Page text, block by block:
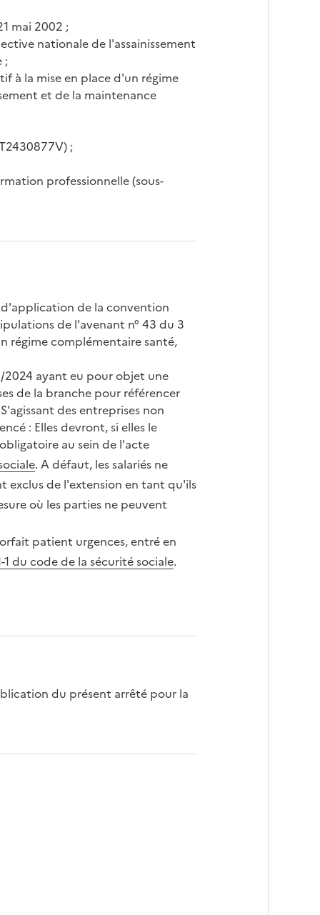
mai 2002 ;
nationale de l'assainissement
;
à la mise en place d'un régime
et de la maintenance
;
professionnelle (sous-
d'application de la convention
de l'avenant n° 43 du 3
régime complémentaire santé,
2024 ayant eu pour objet une
de la branche pour référencer
des entreprises non
: Elles devront, si elles le
au sein de l'acte
. A défaut, les salariés ne
exclus de l'extension en tant qu'ils
où les parties ne peuvent
patient urgences, entré en
1 du code de la sécurité sociale.
du présent arrêté pour la